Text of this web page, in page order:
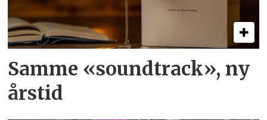
Samme «soundtrack», ny
årstid